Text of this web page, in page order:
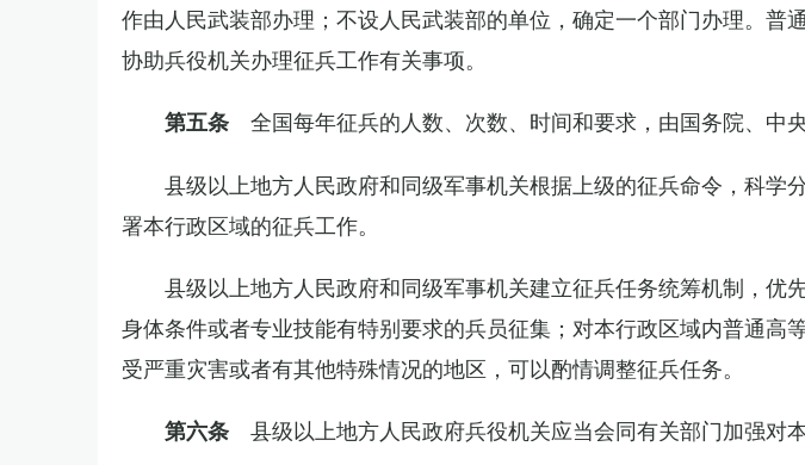
作由人民武装部办理；不设人民武装部的单位，确定一个部门办理。普
协助兵役机关办理征兵工作有关事项。
第五条 全国每年征兵的人数、次数、时间和要求，由国务院、中
县级以上地方人民政府和同级军事机关根据上级的征兵命令，科学
署本行政区域的征兵工作。
县级以上地方人民政府和同级军事机关建立征兵任务统筹机制，优
身体条件或者专业技能有特别要求的兵员征集；对本行政区域内普通高
受严重灾害或者有其他特殊情况的地区，可以酌情调整征兵任务。
第六条 县级以上地方人民政府兵役机关应当会同有关部门加强对